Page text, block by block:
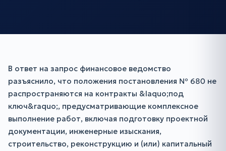
В ответ на запрос финансовое ведомство
разъяснило, что положения постановления № 680 не
распространяются на контракты &laquo;под
ключ&raquo;, предусматривающие комплексное
выполнение работ, включая подготовку проектной
документации, инженерные изыскания,
строительство, реконструкцию и (или) капитальный